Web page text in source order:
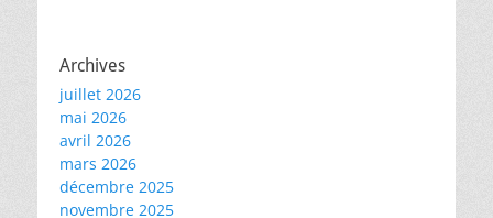
Archives
juillet 2026
mai 2026
avril 2026
mars 2026
décembre 2025
novembre 2025